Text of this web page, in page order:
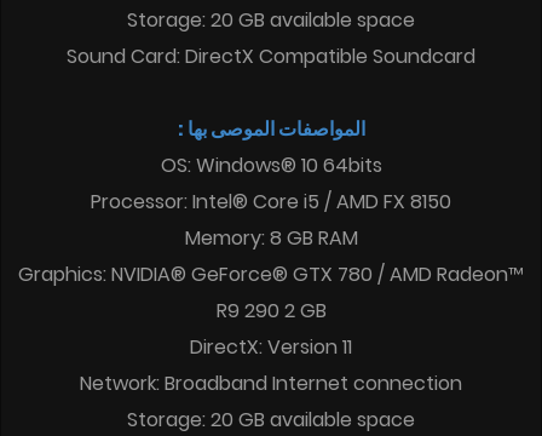
Storage: 20 GB available space
Sound Card: DirectX Compatible Soundcard
المواصفات الموصى بها :
OS: Windows® 10 64bits
Processor: Intel® Core i5 / AMD FX 8150
Memory: 8 GB RAM
Graphics: NVIDIA® GeForce® GTX 780 / AMD Radeon™
R9 290 2 GB
DirectX: Version 11
Network: Broadband Internet connection
Storage: 20 GB available space